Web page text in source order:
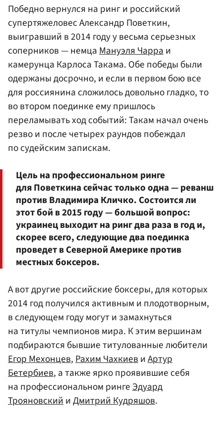
Победно вернулся на ринг и российский
супертяжеловес Александр Поветкин,
выигравший в 2014 году у весьма серьезных
соперников — немцаМануэля Чарраи
камерунца Карлоса Такама. Обе победы были
одержаны досрочно, и если в первом бою все
для россиянина сложилось довольно гладко, то
во втором поединке ему пришлось
переламывать ход событий: Такам начал очень
резво и после четырех раундов побеждал
по судейским запискам.
Цель на профессиональном ринге
для Поветкина сейчас только одна — реванш
против Владимира Кличко. Состоится ли
этот бой в 2015 году — большой вопрос:
украинец выходит на ринг два раза в год и,
скорее всего, следующие два поединка
проведет в Северной Америке против
местных боксеров.
А вот другие российские боксеры, для которых
2014 год получился активным и плодотворным,
в следующем году могут и замахнуться
на титулы чемпионов мира. К этим вершинам
подбираются бывшие титулованные любители
Егор Мехонцев,Рахим ЧахкиевиАртур
Бетербиев, а также ярко проявившие себя
на профессиональном рингеЭдуард
ТрояновскийиДмитрий Кудряшов.